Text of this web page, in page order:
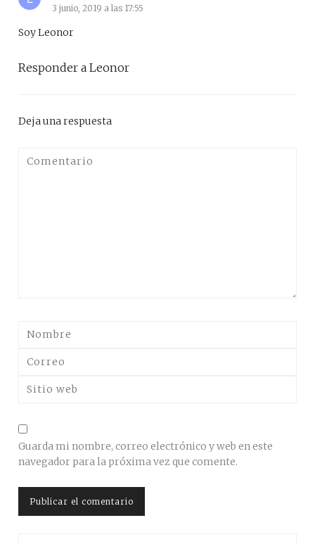
3 junio, 2019 a las 17:55
Soy Leonor
Responder a Leonor
Deja una respuesta
Guarda mi nombre, correo electrónico y web en este
navegador para la próxima vez que comente.